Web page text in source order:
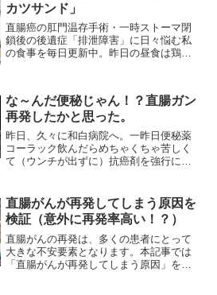
カツサンド」
直腸癌の肛門温存手術・一時ストーマ閉
鎖後の後遺症「排泄障害」に日々悩む私
の食事を毎日更新中。昨日の昼食は鶏釜
回っていたため、食事は簡単に済ませま
した。鶏釜飯はインスタン...
な～んだ便秘じゃん！？直腸ガン
再発したかと思った。
昨日、久々に和白病院へ。一昨日便秘薬
コーラック飲んだらめちゃくちゃ苦しく
て（ウンチが出ずに）抗癌剤を強行に進
なと思い何と１年ぶりに行きました∩`･
◇･)ﾊｲｯ!!実はこ...
直腸がんが再発してしまう原因を
検証（意外に再発率高い！？）
直腸がんの再発は、多くの患者にとって
大きな不安要素となります。本記事では
「直腸がんが再発してしまう原因」を徹